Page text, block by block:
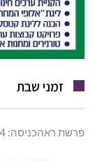
זמני שבת
פרשת ראהכניסה: 19:14 יציאה: 20:12